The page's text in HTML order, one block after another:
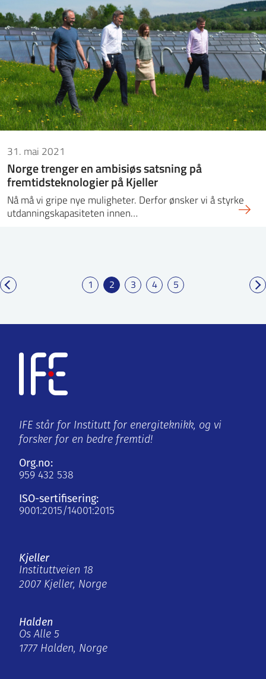
31. mai 2021
Norge trenger en ambisiøs satsning på
fremtidsteknologier på Kjeller
Nå må vi gripe nye muligheter. Derfor ønsker vi å styrke
utdanningskapasiteten innen…
1 2 3 4 5
IFE står for Institutt for energiteknikk, og vi
forsker for en bedre fremtid!
Org.no:
959 432 538
ISO-sertifisering:
9001:2015/14001:2015
Kjeller
Instituttveien 18
2007 Kjeller, Norge
Halden
Os Alle 5
1777 Halden, Norge